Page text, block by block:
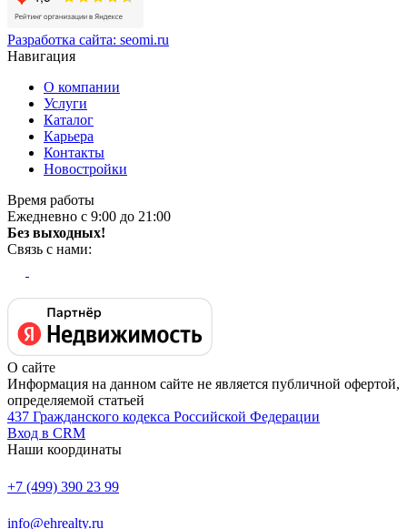
Разработка сайта: seomi.ru
Навигация
О компании
Услуги
Каталог
Карьера
Контакты
Новостройки
Время работы
Ежедневно с 9:00 до 21:00
Без выходных!
Связь с нами:
О сайте
Информация на данном сайте не является публичной офертой,
определяемой статьей
437 Гражданского кодекса Российской Федерации
Вход в CRM
Наши координаты
+7 (499) 390 23 99
info@ehrealty.ru